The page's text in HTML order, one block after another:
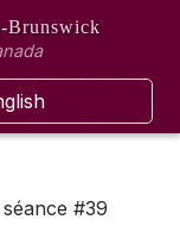
Brunswick
#39